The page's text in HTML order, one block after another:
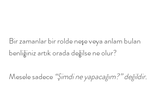
Bir zamanlar bir rolde neşe veya anlam bulan
benliğiniz artık orada değilse ne olur?
Mesele sadece “Şimdi ne yapacağım?” değildir.